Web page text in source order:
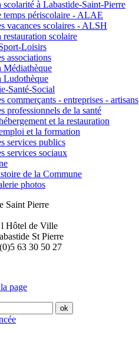
scolarité à Labastide-Saint-Pierre
temps périscolaire - ALAE
vacances scolaires - ALSH
restauration scolaire
Loisirs
associations
Médiathèque
Ludothèque
Santé-Social
commerçants - entreprises - artisans
professionnels de la santé
et la restauration
et la formation
services publics
services sociaux
de la Commune
photos
Saint Pierre
l Hôtel de Ville
St Pierre
63 30 50 27
page